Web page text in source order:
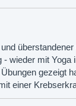
wieder mit
gezeigt
einer